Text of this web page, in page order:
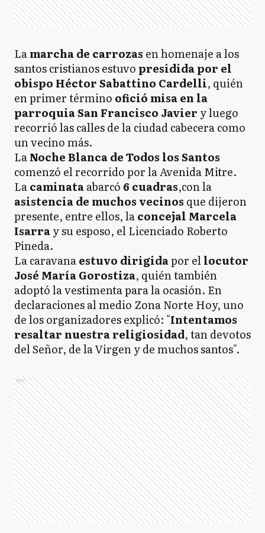
Lamarcha de carrozas en homenaje a los
santos cristianos estuvo presidida por el
obispo Héctor Sabattino Cardelli, quién
en primer término ofició misa en la
parroquia San Francisco Javier y luego
recorrió las calles de la ciudad cabecera como
un vecino más.
LaNoche Blanca de Todos los Santos
comenzó el recorrido por la Avenida Mitre.
Lacaminataabarcó 6 cuadras,con la
asistencia de muchos vecinos que dijeron
presente, entre ellos, laconcejal Marcela
Isarray su esposo, el Licenciado Roberto
Pineda.
La caravanaestuvo dirigidapor ellocutor
José María Gorostiza, quién también
adoptó la vestimenta para la ocasión. En
declaraciones al medio Zona Norte Hoy, uno
de los organizadores explicó: "Intentamos
resaltar nuestra religiosidad, tan devotos
del Señor, de la Virgen y de muchos santos".
Ads